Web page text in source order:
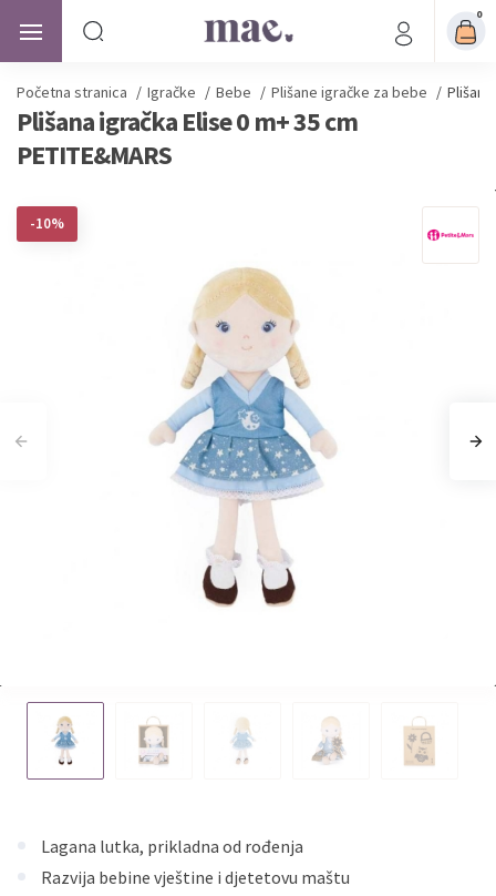
0
Početna stranica / Igračke / Bebe / Plišane igračke za bebe / Plišana
Plišana igračka Elise 0 m+ 35 cm
PETITE&MARS
-10%
Lagana lutka, prikladna od rođenja
Razvija bebine vještine i djetetovu maštu